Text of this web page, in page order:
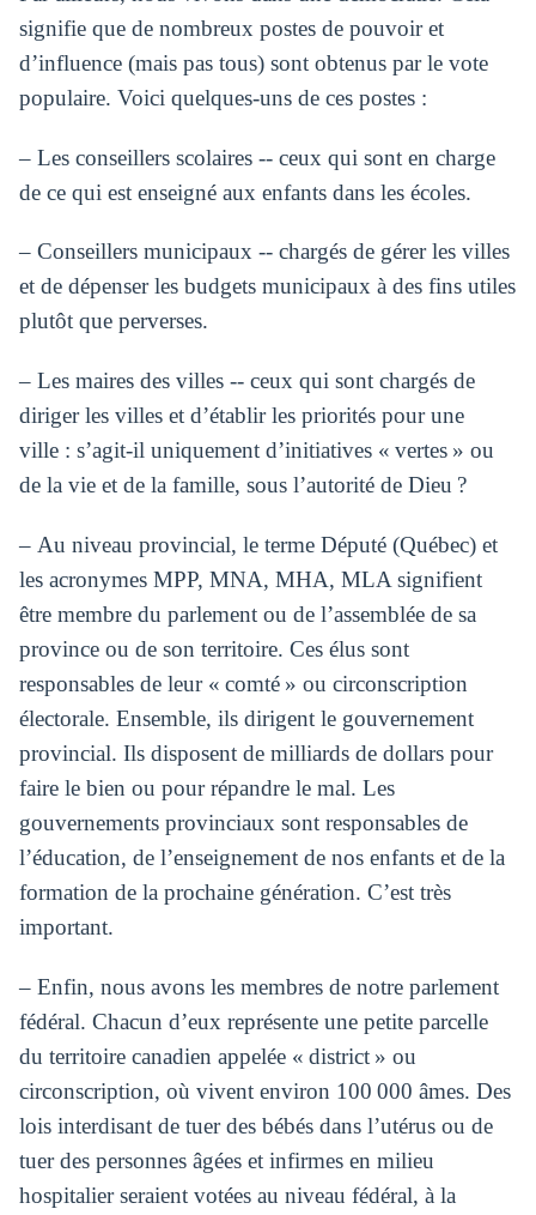
signifie que de nombreux postes de pouvoir et
d’influence (mais pas tous) sont obtenus par le vote
populaire. Voici quelques-uns de ces postes :
– Les conseillers scolaires -- ceux qui sont en charge
de ce qui est enseigné aux enfants dans les écoles.
– Conseillers municipaux -- chargés de gérer les villes
et de dépenser les budgets municipaux à des fins utiles
plutôt que perverses.
– Les maires des villes -- ceux qui sont chargés de
diriger les villes et d’établir les priorités pour une
ville : s’agit-il uniquement d’initiatives « vertes » ou
de la vie et de la famille, sous l’autorité de Dieu ?
– Au niveau provincial, le terme Député (Québec) et
les acronymes MPP, MNA, MHA, MLA signifient
être membre du parlement ou de l’assemblée de sa
province ou de son territoire. Ces élus sont
responsables de leur « comté » ou circonscription
électorale. Ensemble, ils dirigent le gouvernement
provincial. Ils disposent de milliards de dollars pour
faire le bien ou pour répandre le mal. Les
gouvernements provinciaux sont responsables de
l’éducation, de l’enseignement de nos enfants et de la
formation de la prochaine génération. C’est très
important.
– Enfin, nous avons les membres de notre parlement
fédéral. Chacun d’eux représente une petite parcelle
du territoire canadien appelée « district » ou
circonscription, où vivent environ 100 000 âmes. Des
lois interdisant de tuer des bébés dans l’utérus ou de
tuer des personnes âgées et infirmes en milieu
hospitalier seraient votées au niveau fédéral, à la